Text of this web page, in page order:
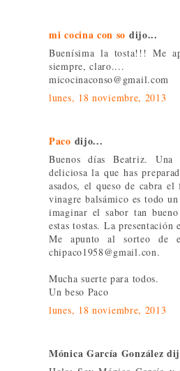
mi cocina con so dijo...
Buenísima la tosta!!! Me
siempre, claro....
micocinaconso@gmail.com
lunes, 18 noviembre, 2013
Paco dijo...
Buenos días Beatriz.
deliciosa la que has
asados, el queso de cabra
vinagre balsámico es todo
imaginar el sabor tan
estas tostas. La presentación
Me apunto al sorteo de
chipaco1958@gmail.con.
Mucha suerte para todos.
Un beso Paco
lunes, 18 noviembre, 2013
Mónica García González